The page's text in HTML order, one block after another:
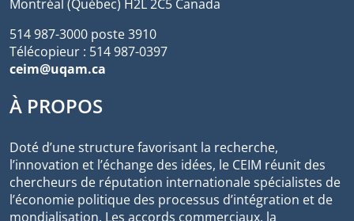
Montréal (Québec) H2L 2C5 Canada
514 987-3000 poste 3910
Télécopieur : 514 987-0397
ceim@uqam.ca
À PROPOS
Doté d’une structure favorisant la recherche,
l’innovation et l’échange des idées, le CEIM réunit des
chercheurs de réputation internationale spécialistes de
l’économie politique des processus d’intégration et de
mondialisation. Les accords commerciaux, la